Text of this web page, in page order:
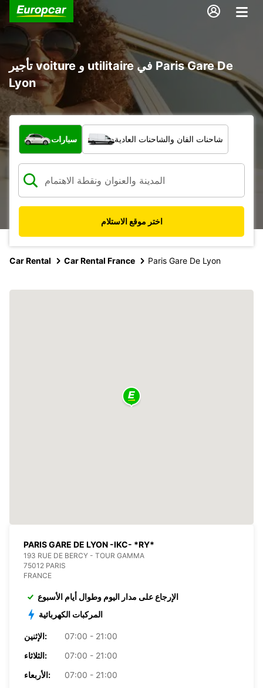
تأجير voiture و utilitaire في Paris Gare De
Lyon
ما نوع المركبة؟
سيارات شاحنات الفان والشاحنات العادية
اختر موقع الاستلام
Car Rental Car Rental France Paris Gare De Lyon
PARIS GARE DE LYON -IKC- *RY*
193 RUE DE BERCY - TOUR GAMMA
75012 PARIS
FRANCE
الإرجاع على مدار اليوم وطوال أيام الأسبوع
المركبات الكهربائية
الإثنين:
07:00 - 21:00
الثلاثاء:
07:00 - 21:00
الأربعاء:
07:00 - 21:00